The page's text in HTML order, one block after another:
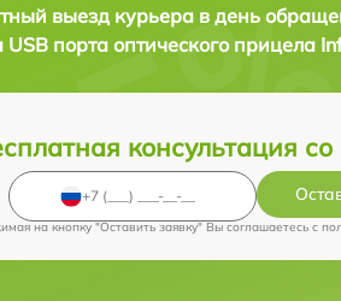
выезд курьера в день
порта оптического прицела
консультация
на кнопку "Оставить заявку" Вы соглашаетесь c